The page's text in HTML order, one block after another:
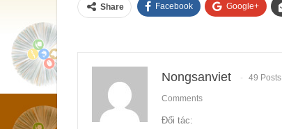
Share Facebook Google+
Nongsanviet 49 Posts
Comments
Đối tác: